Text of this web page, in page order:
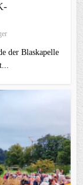
der Blaskapelle